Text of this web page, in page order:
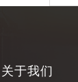
关于我们